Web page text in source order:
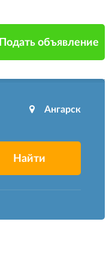
Подать объявление
Ангарск
Найти